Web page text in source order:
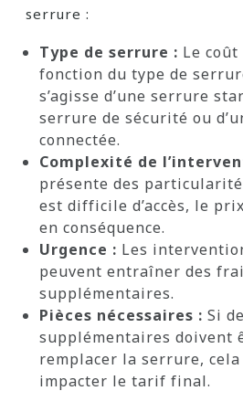
serrure :
Type de serrure : Le
fonction du type de
s’agisse d’une serrure
serrure de sécurité ou
connectée.
Complexité de
présente des
est difficile d’accès, le
en conséquence.
Urgence : Les
peuvent entraîner des
supplémentaires.
Pièces nécessaires : Si
supplémentaires doivent
remplacer la serrure,
impacter le tarif final.